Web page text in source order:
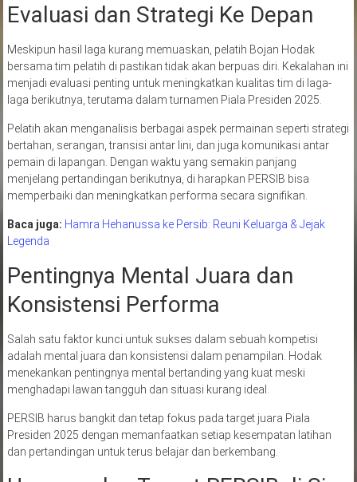
Evaluasi dan Strategi Ke Depan
Meskipun hasil laga kurang memuaskan, pelatih Bojan Hodak
bersama tim pelatih di pastikan tidak akan berpuas diri. Kekalahan ini
menjadi evaluasi penting untuk meningkatkan kualitas tim di laga-
laga berikutnya, terutama dalam turnamen Piala Presiden 2025.
Pelatih akan menganalisis berbagai aspek permainan seperti strategi
bertahan, serangan, transisi antar lini, dan juga komunikasi antar
pemain di lapangan. Dengan waktu yang semakin panjang
menjelang pertandingan berikutnya, di harapkan PERSIB bisa
memperbaiki dan meningkatkan performa secara signifikan.
Baca juga: Hamra Hehanussa ke Persib: Reuni Keluarga & Jejak
Legenda
Pentingnya Mental Juara dan
Konsistensi Performa
Salah satu faktor kunci untuk sukses dalam sebuah kompetisi
adalah mental juara dan konsistensi dalam penampilan. Hodak
menekankan pentingnya mental bertanding yang kuat meski
menghadapi lawan tangguh dan situasi kurang ideal.
PERSIB harus bangkit dan tetap fokus pada target juara Piala
Presiden 2025 dengan memanfaatkan setiap kesempatan latihan
dan pertandingan untuk terus belajar dan berkembang.